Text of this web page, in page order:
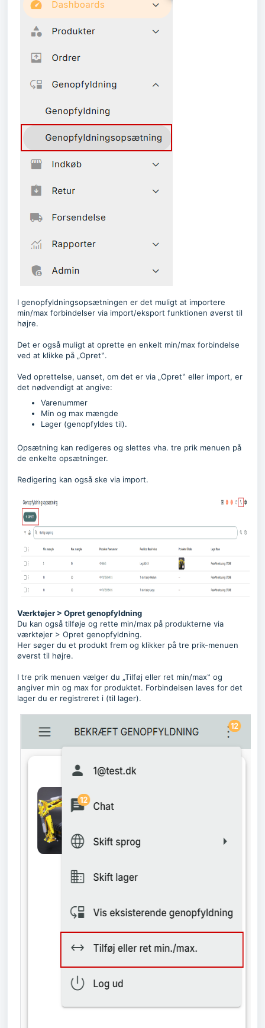
I genopfyldningsopsætningen er det muligt at importere
min/max forbindelser via import/eksport funktionen øverst til
højre.
Det er også muligt at oprette en enkelt min/max forbindelse
ved at klikke på „Opret‟.
Ved oprettelse, uanset, om det er via „Opret‟ eller import, er
det nødvendigt at angive:
Varenummer
Min og max mængde
Lager (genopfyldes til).
Opsætning kan redigeres og slettes vha. tre prik menuen på
de enkelte opsætninger.
Redigering kan også ske via import.
Værktøjer > Opret genopfyldning
Du kan også tilføje og rette min/max på produkterne via
værktøjer > Opret genopfyldning.
Her søger du et produkt frem og klikker på tre prik-menuen
øverst til højre.
I tre prik menuen vælger du „Tilføj eller ret min/max‟ og
angiver min og max for produktet. Forbindelsen laves for det
lager du er registreret i (til lager).